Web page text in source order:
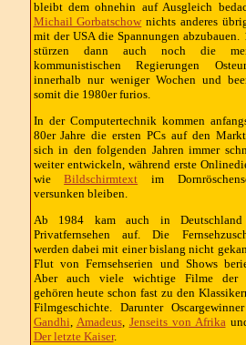
bleibt dem ohnehin auf Ausgleich
Michail Gorbatschow nichts anderes
mit der USA die Spannungen abzubauen.
stürzen dann auch noch die
kommunistischen Regierungen
innerhalb nur weniger Wochen und
somit die 1980er furios.
In der Computertechnik kommen
80er Jahre die ersten PCs auf den
sich in den folgenden Jahren immer
weiter entwickeln, während erste
wieBildschirmtext im
versunken bleiben.
Ab 1984 kam auch in Deutschland
Privatfernsehen auf. Die
werden dabei mit einer bislang nicht
Flut von Fernsehserien und Shows
Aber auch viele wichtige Filme der
gehören heute schon fast zu den
Filmgeschichte. Darunter
Gandhi, Amadeus, Jenseits von Afrika
Der letzte Kaiser.